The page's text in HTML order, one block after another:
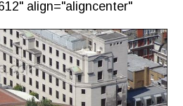
align="aligncenter"